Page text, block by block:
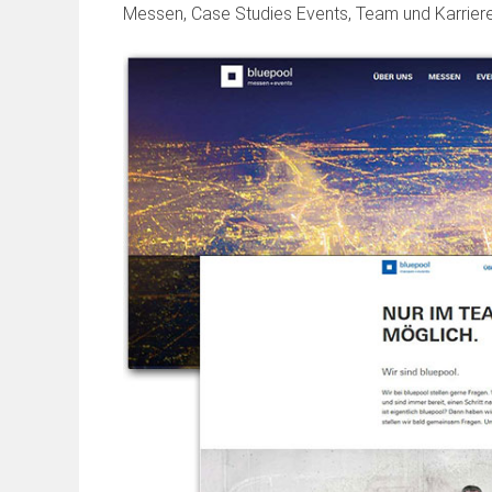
Messen, Case Studies Events, Team und